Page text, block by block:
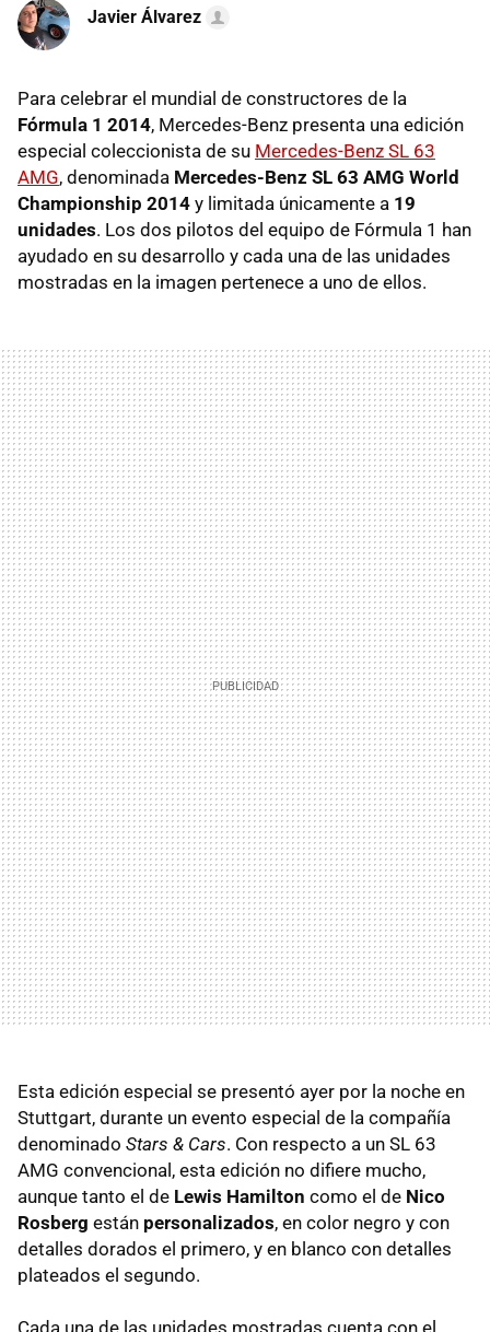
Javier Álvarez
Para celebrar el mundial de constructores de la
Fórmula 1 2014, Mercedes-Benz presenta una edición
especial coleccionista de su Mercedes-Benz SL 63
AMG, denominada Mercedes-Benz SL 63 AMG World
Championship 2014 y limitada únicamente a 19
unidades. Los dos pilotos del equipo de Fórmula 1 han
ayudado en su desarrollo y cada una de las unidades
mostradas en la imagen pertenece a uno de ellos.
Esta edición especial se presentó ayer por la noche en
Stuttgart, durante un evento especial de la compañía
denominado Stars & Cars. Con respecto a un SL 63
AMG convencional, esta edición no difiere mucho,
aunque tanto el de Lewis Hamilton como el de Nico
Rosberg están personalizados, en color negro y con
detalles dorados el primero, y en blanco con detalles
plateados el segundo.
Cada una de las unidades mostradas cuenta con el